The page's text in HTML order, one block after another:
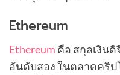
Ethereum
Ethereum คือ สกุลเงิน
อันดับสอง ในตลาดคริป